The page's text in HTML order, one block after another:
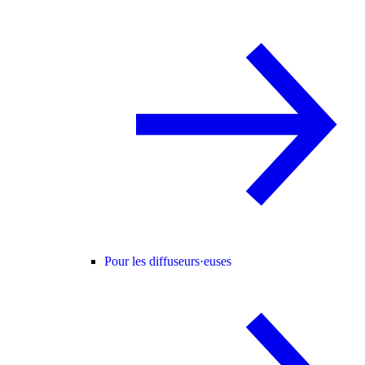
Pour les diffuseurs·euses